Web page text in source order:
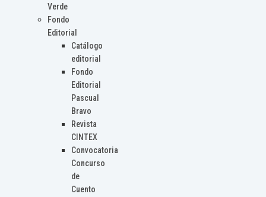
Verde
Fondo
Editorial
Catálogo
editorial
Fondo
Editorial
Pascual
Bravo
Revista
CINTEX
Convocatoria
Concurso
de
Cuento